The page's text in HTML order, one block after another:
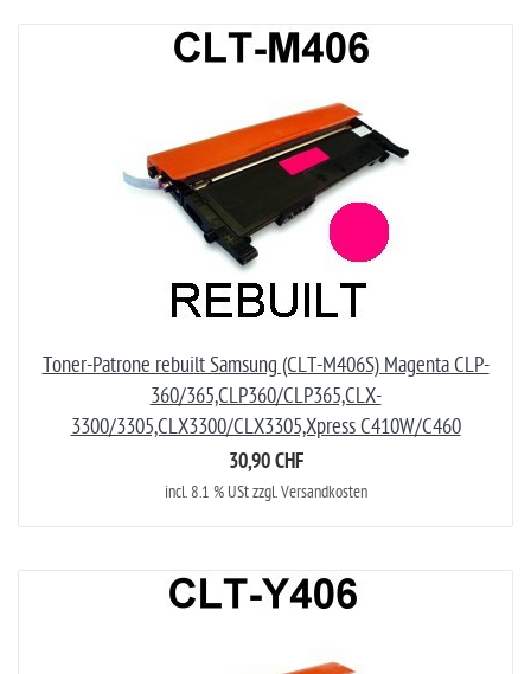
Toner-Patrone rebuilt Samsung (CLT-M406S) Magenta CLP-
360/365,CLP360/CLP365,CLX-
3300/3305,CLX3300/CLX3305,Xpress C410W/C460
30,90 CHF
incl. 8.1 % USt zzgl. Versandkosten